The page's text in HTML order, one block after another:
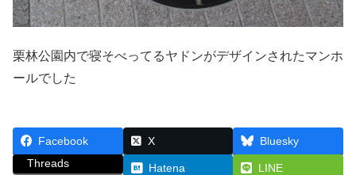
栗林公園内で寝そべってるヤドンがデザインされたマンホ
ールでした
Facebook X
Bluesky
Threads
Hatena LINE